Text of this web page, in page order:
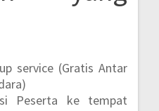
service (Gratis Antar
Peserta ke tempat